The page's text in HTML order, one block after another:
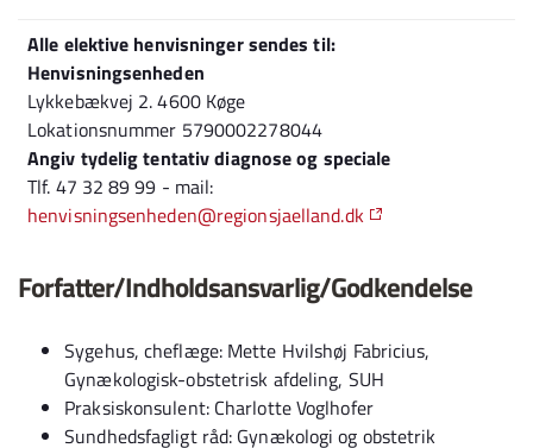
Alle elektive henvisninger sendes til:
Henvisningsenheden
Lykkebækvej 2. 4600 Køge
Lokationsnummer 5790002278044
Angiv tydelig tentativ diagnose og speciale
Tlf. 47 32 89 99 - mail:
henvisningsenheden@regionsjaelland.dk
Forfatter/Indholdsansvarlig/Godkendelse
Sygehus, cheflæge: Mette Hvilshøj Fabricius,
Gynækologisk-obstetrisk afdeling, SUH
Praksiskonsulent: Charlotte Voglhofer
Sundhedsfagligt råd: Gynækologi og obstetrik